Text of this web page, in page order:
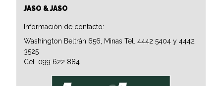
JASO & JASO
Información de contacto:
Washington Beltrán 656, Minas Tel. 4442 5404 y 4442
3525
Cel. 099 622 884